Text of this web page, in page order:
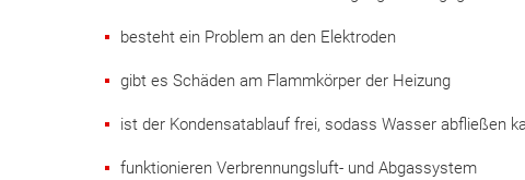
besteht ein Problem an den Elektroden
gibt es Schäden am Flammkörper der Heizung
ist der Kondensatablauf frei, sodass Wasser abfließen
funktionieren Verbrennungsluft- und Abgassystem